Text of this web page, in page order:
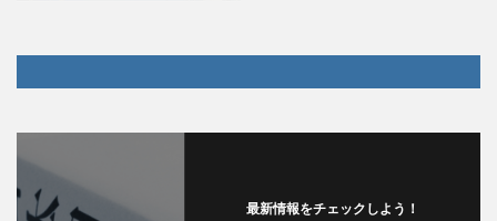
最新情報をチェックしよう！